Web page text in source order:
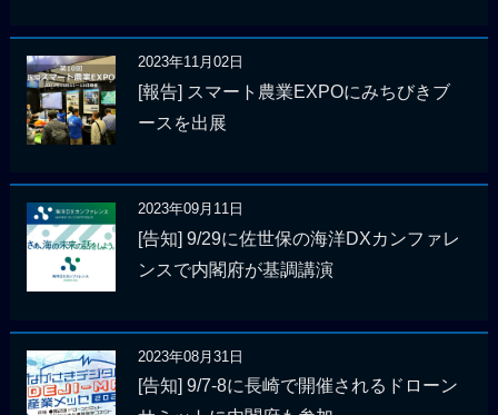
2023年11月02日
[報告] スマート農業EXPOにみちびきブ
ースを出展
2023年09月11日
[告知] 9/29に佐世保の海洋DXカンファレ
ンスで内閣府が基調講演
2023年08月31日
[告知] 9/7-8に長崎で開催されるドローン